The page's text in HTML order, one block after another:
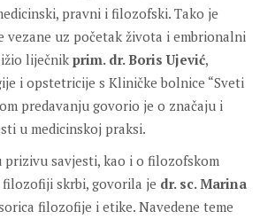
pravni i filozofski. Tako je
vezane uz početak života i embrionalni
liječnik prim. dr. Boris Ujević,
i opstetricije s Kliničke bolnice “Sveti
predavanju govorio je o značaju i
u medicinskoj praksi.
savjesti, kao i o filozofskom
skrbi, govorila je dr. sc. Marina
filozofije i etike. Navedene teme